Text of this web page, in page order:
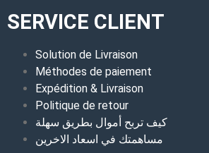
SERVICE CLIENT
Solution de Livraison
Méthodes de paiement
Expédition & Livraison
Politique de retour
كيف تربح أموال بطريق سهلة
مساهمتك في اسعاد الاخرين